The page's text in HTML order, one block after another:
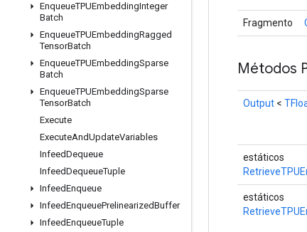
EnqueueTPUEmbeddingInteger
Batch
EnqueueTPUEmbeddingRagged
TensorBatch
EnqueueTPUEmbeddingSparse
Batch
EnqueueTPUEmbeddingSparse
TensorBatch
Execute
ExecuteAndUpdateVariables
InfeedDequeue
InfeedDequeueTuple
InfeedEnqueue
InfeedEnqueuePrelinearizedBuffer
InfeedEnqueueTuple
Fragmento
Métodos
Output <
estáticos
estáticos